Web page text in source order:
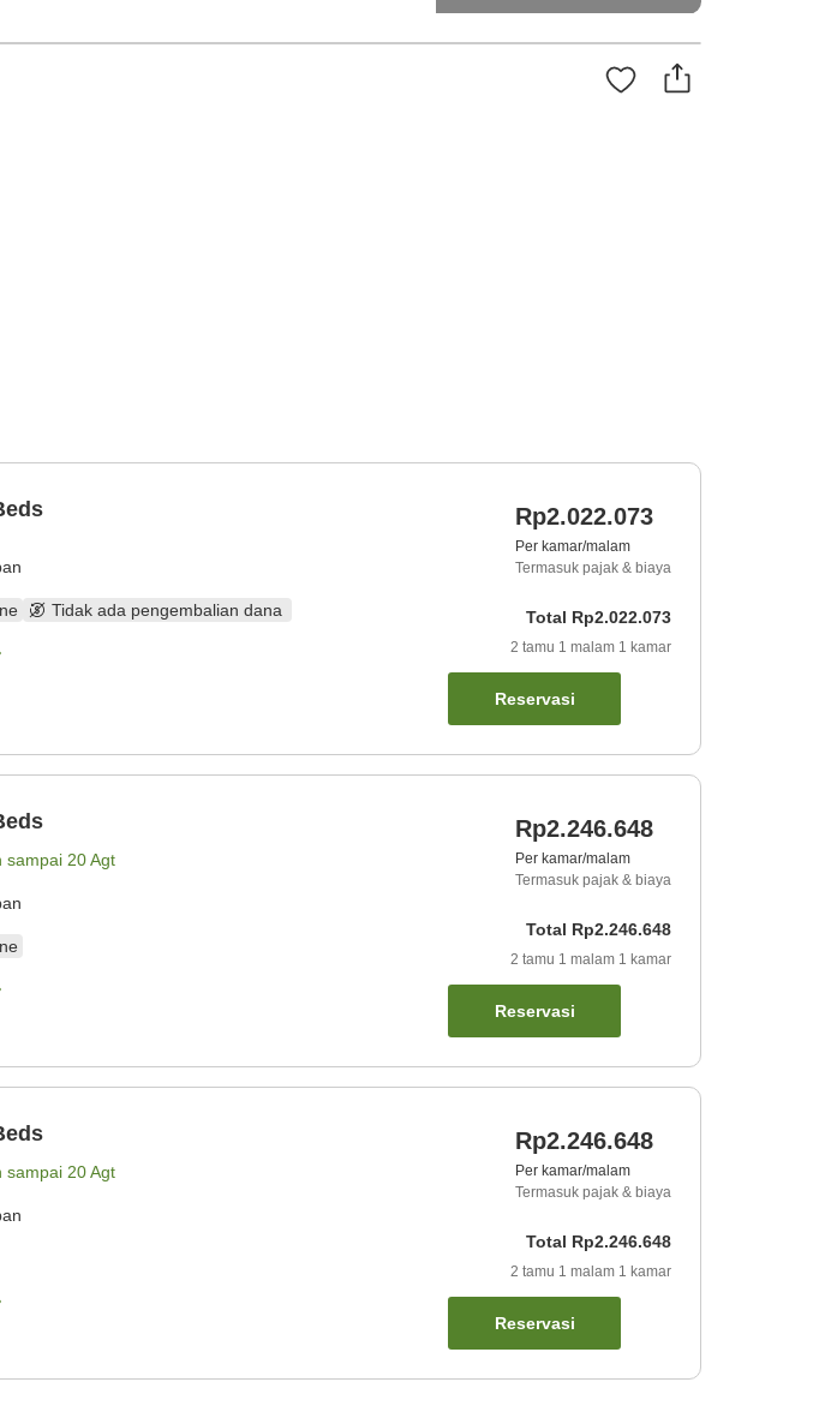
Tidak ada pengembalian dana
Rp2.022.073
Per kamar/malam
Termasuk pajak & biaya
Total Rp2.022.073
2 tamu 1 malam 1 kamar
Reservasi
sampai 20 Agt
Rp2.246.648
Per kamar/malam
Termasuk pajak & biaya
Total Rp2.246.648
2 tamu 1 malam 1 kamar
Reservasi
sampai 20 Agt
Rp2.246.648
Per kamar/malam
Termasuk pajak & biaya
Total Rp2.246.648
2 tamu 1 malam 1 kamar
Reservasi